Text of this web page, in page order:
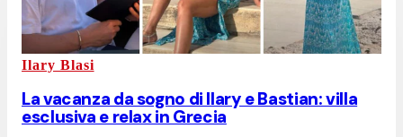
Ilary Blasi
La vacanza da sogno di Ilary e Bastian: villa
esclusiva e relax in Grecia